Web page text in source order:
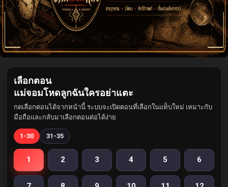
เลือกตอน
แม่จอมโหดลูกฉันใครอย่าแตะ
กดเลือกตอนได้จากหน้านี้ ระบบจะเปิดตอนที่เลือกในแท็บใหม่ เหมาะกับ
มือถือและกลับมาเลือกตอนต่อได้ง่าย
1-30 31-35
1 2 3 4 5 6